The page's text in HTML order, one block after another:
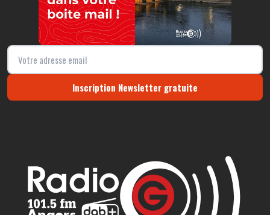
Inscription Newsletter gratuite